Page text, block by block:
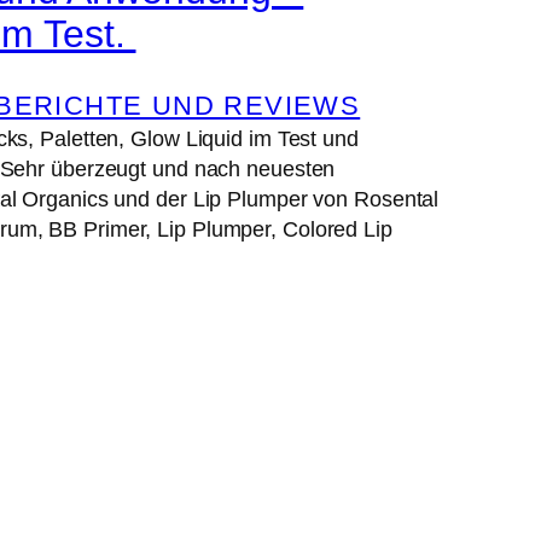
Test.
UND REVIEWS
Paletten, Glow Liquid im Test und
überzeugt und nach neuesten
Organics und der Lip Plumper von Rosental
BB Primer, Lip Plumper, Colored Lip